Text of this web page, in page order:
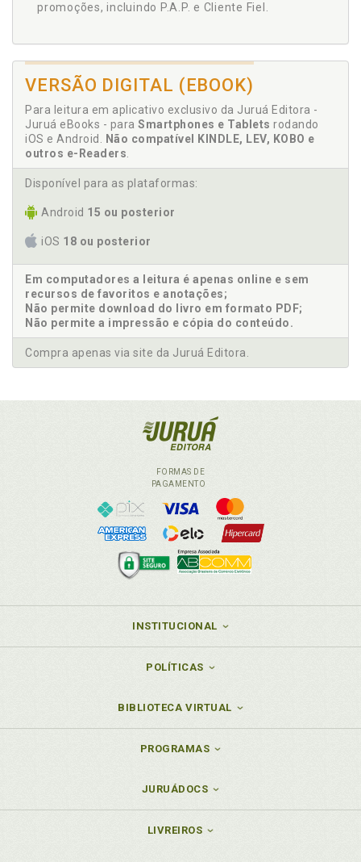
promoções, incluindo P.A.P. e Cliente Fiel.
VERSÃO DIGITAL (EBOOK)
Para leitura em aplicativo exclusivo da Juruá Editora -
Juruá eBooks - para Smartphones e Tablets rodando
iOS e Android.
Não compatível KINDLE, LEV, KOBO e
outros e-Readers
Disponível para as plataformas:
Android 15 ou posterior
iOS 18 ou posterior
Em computadores a leitura é apenas online e sem
recursos de favoritos e anotações;
Não permite download do livro em formato PDF;
Não permite a impressão e cópia do conteúdo.
Compra apenas via site da Juruá Editora.
FORMAS DE
PAGAMENTO
INSTITUCIONAL
POLÍTICAS
BIBLIOTECA VIRTUAL
PROGRAMAS
JURUÁDOCS
LIVREIROS